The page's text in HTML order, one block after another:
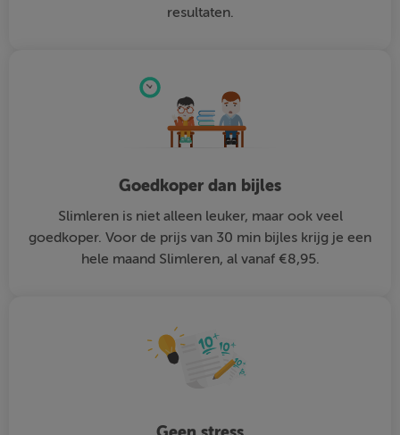
resultaten.
Goedkoper dan bijles
Slimleren is niet alleen leuker, maar ook veel
goedkoper. Voor de prijs van 30 min bijles krijg je een
hele maand Slimleren, al vanaf €8,95.